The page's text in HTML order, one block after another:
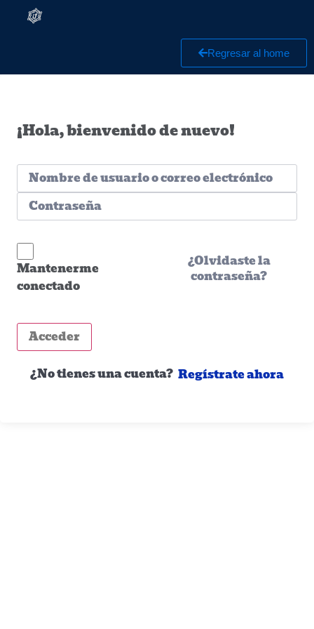
Regresar al home
¡Hola, bienvenido de nuevo!
Mantenerme
conectado
¿Olvidaste la
contraseña?
Acceder
¿No tienes una cuenta? Regístrate ahora